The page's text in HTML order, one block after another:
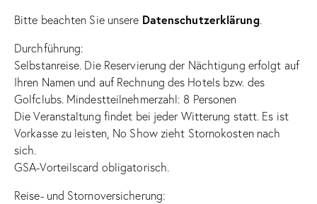
Bitte beachten Sie unsere Datenschutzerklärung.
Durchführung:
Selbstanreise. Die Reservierung der Nächtigung erfolgt auf
Ihren Namen und auf Rechnung des Hotels bzw. des
Golfclubs. Mindestteilnehmerzahl: 8 Personen
Die Veranstaltung findet bei jeder Witterung statt. Es ist
Vorkasse zu leisten, No Show zieht Stornokosten nach
sich.
GSA-Vorteilscard obligatorisch.
Reise- und Stornoversicherung: